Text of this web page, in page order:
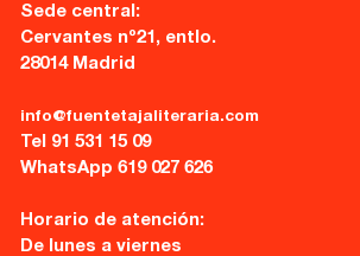
Sede central:
Cervantes nº21, entlo.
28014 Madrid
info@fuentetajaliteraria.com
Tel 91 531 15 09
WhatsApp 619 027 626
Horario de atención:
De lunes a viernes